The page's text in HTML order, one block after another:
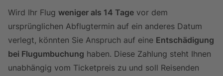
Wird Ihr Flug weniger als 14 Tage vor dem
ursprünglichen Abflugtermin auf ein anderes Datum
verlegt, könnten Sie Anspruch auf eine Entschädigung
bei Flugumbuchung haben. Diese Zahlung steht Ihnen
unabhängig vom Ticketpreis zu und soll Reisenden